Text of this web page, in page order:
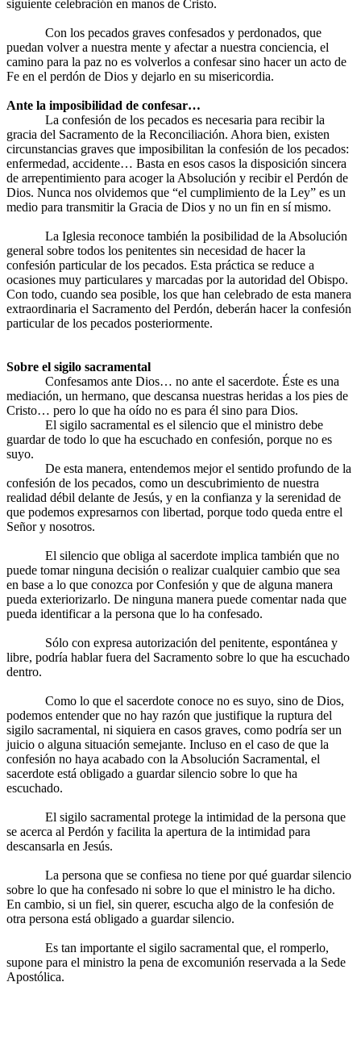
siguiente celebración en manos de Cristo.
Con los pecados graves confesados y perdonados, que
puedan volver a nuestra mente y afectar a nuestra conciencia, el
camino para la paz no es volverlos a confesar sino hacer un acto de
Fe en el perdón de Dios y dejarlo en su misericordia.
Ante la imposibilidad de confesar…
La confesión de los pecados es necesaria para recibir la
gracia del Sacramento de la Reconciliación. Ahora bien, existen
circunstancias graves que imposibilitan la confesión de los pecados:
enfermedad, accidente… Basta en esos casos la disposición sincera
de arrepentimiento para acoger la Absolución y recibir el Perdón de
Dios. Nunca nos olvidemos que “el cumplimiento de la Ley” es un
medio para transmitir la Gracia de Dios y no un fin en sí mismo.
La Iglesia reconoce también la posibilidad de la Absolución
general sobre todos los penitentes sin necesidad de hacer la
confesión particular de los pecados. Esta práctica se reduce a
ocasiones muy particulares y marcadas por la autoridad del Obispo.
Con todo, cuando sea posible, los que han celebrado de esta manera
extraordinaria el Sacramento del Perdón, deberán hacer la confesión
particular de los pecados posteriormente.
Sobre el sigilo sacramental
Confesamos ante Dios… no ante el sacerdote. Éste es una
mediación, un hermano, que descansa nuestras heridas a los pies de
Cristo… pero lo que ha oído no es para él sino para Dios.
El sigilo sacramental es el silencio que el ministro debe
guardar de todo lo que ha escuchado en confesión, porque no es
suyo.
De esta manera, entendemos mejor el sentido profundo de la
confesión de los pecados, como un descubrimiento de nuestra
realidad débil delante de Jesús, y en la confianza y la serenidad de
que podemos expresarnos con libertad, porque todo queda entre el
Señor y nosotros.
El silencio que obliga al sacerdote implica también que no
puede tomar ninguna decisión o realizar cualquier cambio que sea
en base a lo que conozca por Confesión y que de alguna manera
pueda exteriorizarlo. De ninguna manera puede comentar nada que
pueda identificar a la persona que lo ha confesado.
Sólo con expresa autorización del penitente, espontánea y
libre, podría hablar fuera del Sacramento sobre lo que ha escuchado
dentro.
Como lo que el sacerdote conoce no es suyo, sino de Dios,
podemos entender que no hay razón que justifique la ruptura del
sigilo sacramental, ni siquiera en casos graves, como podría ser un
juicio o alguna situación semejante. Incluso en el caso de que la
confesión no haya acabado con la Absolución Sacramental, el
sacerdote está obligado a guardar silencio sobre lo que ha
escuchado.
El sigilo sacramental protege la intimidad de la persona que
se acerca al Perdón y facilita la apertura de la intimidad para
descansarla en Jesús.
La persona que se confiesa no tiene por qué guardar silencio
sobre lo que ha confesado ni sobre lo que el ministro le ha dicho.
En cambio, si un fiel, sin querer, escucha algo de la confesión de
otra persona está obligado a guardar silencio.
Es tan importante el sigilo sacramental que, el romperlo,
supone para el ministro la pena de excomunión reservada a la Sede
Apostólica.